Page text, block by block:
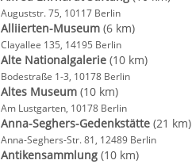
Auguststr. 75, 10117 Berlin
Alliierten-Museum (6 km)
Clayallee 135, 14195 Berlin
Alte Nationalgalerie (10 km)
Bodestraße 1-3, 10178 Berlin
Altes Museum (10 km)
Am Lustgarten, 10178 Berlin
Anna-Seghers-Gedenkstätte (21 km)
Anna-Seghers-Str. 81, 12489 Berlin
Antikensammlung (10 km)